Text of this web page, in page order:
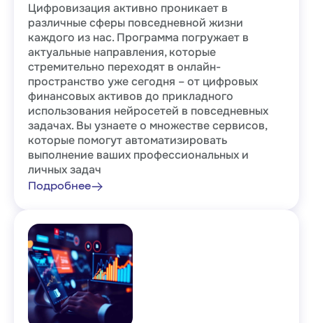
Цифровизация активно проникает в
различные сферы повседневной жизни
каждого из нас. Программа погружает в
актуальные направления, которые
стремительно переходят в онлайн-
пространство уже сегодня – от цифровых
финансовых активов до прикладного
использования нейросетей в повседневных
задачах. Вы узнаете о множестве сервисов,
которые помогут автоматизировать
выполнение ваших профессиональных и
личных задач
Подробнее